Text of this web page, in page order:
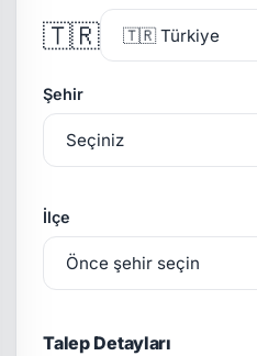
🇹🇷
Şehir
İlçe
Talep Detayları